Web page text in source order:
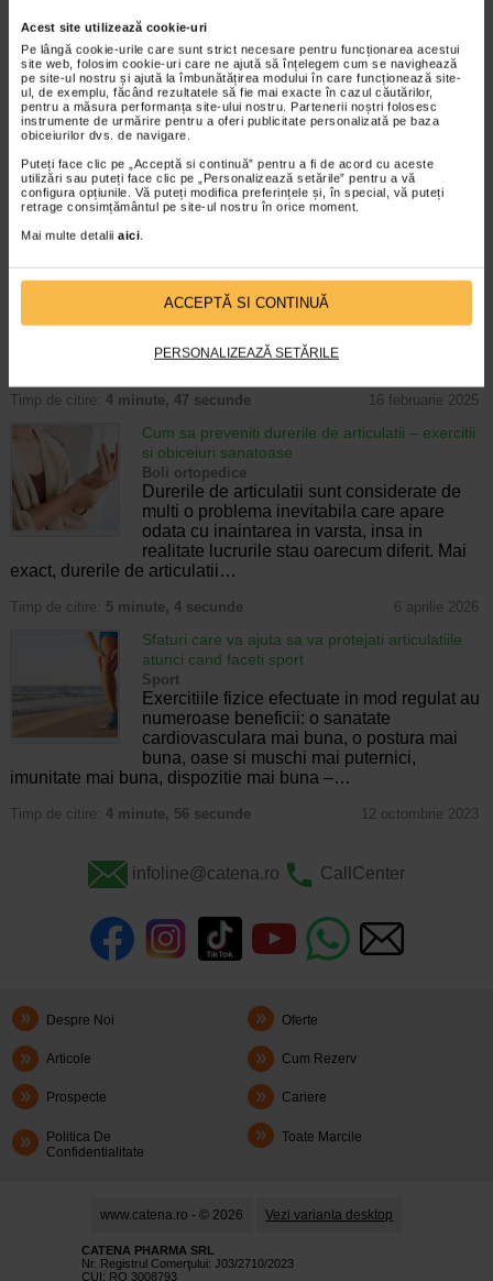
Acest site utilizează cookie-uri
Pe lângă cookie-urile care sunt strict necesare pentru funcționarea acestui
site web, folosim cookie-uri care ne ajută să înțelegem cum se navighează
pe site-ul nostru și ajută la îmbunătățirea modului în care funcționează site-
ul, de exemplu, făcând rezultatele să fie mai exacte în cazul căutărilor,
pentru a măsura performanța site-ului nostru. Partenerii noștri folosesc
instrumente de urmărire pentru a oferi publicitate personalizată pe baza
obiceiurilor dvs. de navigare.
Puteți face clic pe „Acceptă si continuă” pentru a fi de acord cu aceste
utilizări sau puteți face clic pe „Personalizează setările” pentru a vă
configura opțiunile. Vă puteți modifica preferințele și, în special, vă puteți
retrage consimțământul pe site-ul nostru în orice moment.
Mai multe detalii aici.
ACCEPTĂ SI CONTINUĂ
PERSONALIZEAZĂ SETĂRILE
Este recomandat in tratamentul afectiunilor acute sau
cronice ale articulatiilor / aparatului locomotor.
Producator: GEDEON RICHTER
*Pentru pret te asteptam in cea mai apropiata farmacie Catena
ARTICOLE RECOMANDATE
prematura
Boli ortopedice
Sanatatea articulatiilor este esentiala
pentru mobilitate si calitatea vietii. Uzura
prematura a acestora poate duce la dureri,
rigiditate si afectarea capacitatii de miscare,
influentand negativ activitatile…
Timp de citire: 4 minute, 47 secunde 16 februarie 2025
Cum sa preveniti durerile de articulatii – exercitii
si obiceiuri sanatoase
Boli ortopedice
Durerile de articulatii sunt considerate de
multi o problema inevitabila care apare
odata cu inaintarea in varsta, insa in
realitate lucrurile stau oarecum diferit. Mai
exact, durerile de articulatii…
Timp de citire: 5 minute, 4 secunde 6 aprilie 2026
Sfaturi care va ajuta sa va protejati articulatiile
atunci cand faceti sport
Sport
Exercitiile fizice efectuate in mod regulat au
numeroase beneficii: o sanatate
cardiovasculara mai buna, o postura mai
buna, oase si muschi mai puternici,
imunitate mai buna, dispozitie mai buna –…
Timp de citire: 4 minute, 56 secunde 12 octombrie 2023
infoline@catena.ro CallCenter
Despre Noi Oferte
Articole Cum Rezerv
Prospecte Cariere
Politica De
Confidentialitate
Toate Marcile
www.catena.ro - © 2026 Vezi varianta desktop
CATENA PHARMA SRL
Nr. Registrul Comerţului: J03/2710/2023
CUI: RO 3008793